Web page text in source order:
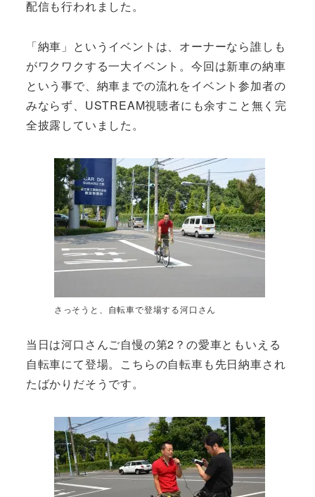
配信も行われました。
「納車」というイベントは、オーナーなら誰しも
がワクワクする一大イベント。今回は新車の納車
という事で、納車までの流れをイベント参加者の
みならず、USTREAM視聴者にも余すこと無く完
全披露していました。
さっそうと、自転車で登場する河口さん
当日は河口さんご自慢の第2？の愛車ともいえる
自転車にて登場。こちらの自転車も先日納車され
たばかりだそうです。